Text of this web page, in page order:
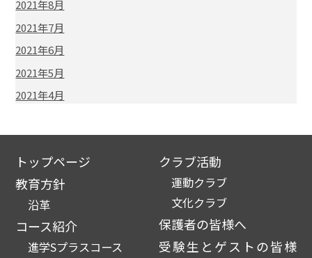
2021年8月
2021年7月
2021年6月
2021年5月
2021年4月
トップページ
教育方針
沿革
コース紹介
進学Sプラスコース
クラブ活動
運動クラブ
文化クラブ
保護者の皆様へ
受験生とゲストの皆様